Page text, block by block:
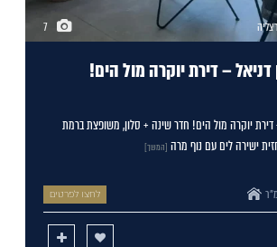
– דירת יוקרה מול הים!
דירת יוקרה מול הים! חדר שינה + סלון, משופצת ברמת
ישירה לים עם נוף מרה [המשך]
לחצו לפרטים